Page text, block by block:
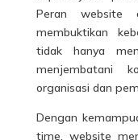
Peran website
membuktikan
tidak hanya
menjembatani
organisasi dan
Dengan
time, website